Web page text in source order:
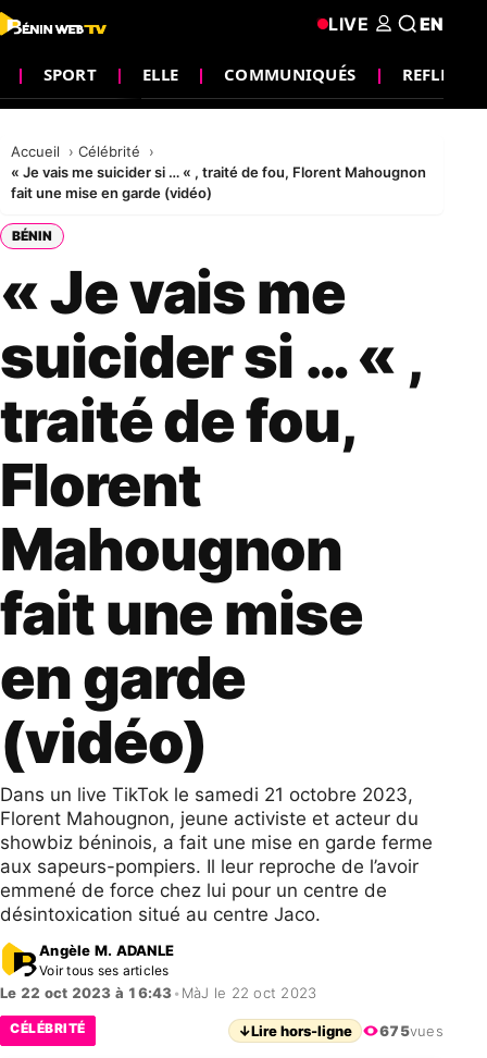
SPORT ELLE COMMUNIQUÉS
LIVE EN
Accueil
Célébrité
« Je vais me suicider si … « , traité de fou, Florent Mahougnon
fait une mise en garde (vidéo)
BÉNIN
« Je vais me
suicider si … « ,
traité de fou,
Florent
Mahougnon
fait une mise
en garde
(vidéo)
Dans un live TikTok le samedi 21 octobre 2023,
Florent Mahougnon, jeune activiste et acteur du
showbiz béninois, a fait une mise en garde ferme
aux sapeurs-pompiers. Il leur reproche de l’avoir
emmené de force chez lui pour un centre de
désintoxication situé au centre Jaco.
Angèle M. ADANLE
Voir tous ses articles
Le 22 oct 2023 à 16:43• MàJ le 22 oct 2023
CÉLÉBRITÉ ↓Lire hors-ligne 675vues